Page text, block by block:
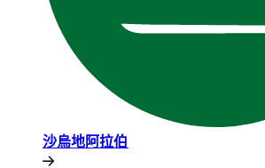
沙烏地阿拉伯​​